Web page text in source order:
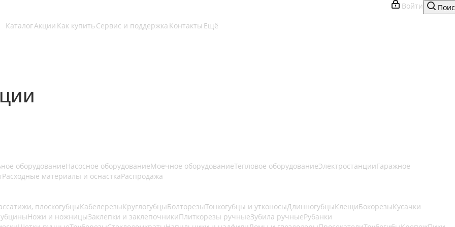
Войти
КаталогАкции Как купитьСервис и поддержка Контакты Ещё
оборудованиеНасосное оборудованиеМоечное оборудованиеТепловое оборудованиеЭлектростанцииГаражное
Расходные материалы и оснасткаРаспродажа
плоскогубцыКабелерезыКруглогубцыБолторезыТонкогубцы и утконосыДлинногубцыКлещиБокорезыКусачки
Ножи и ножницыЗаклепки и заклепочникиПлиткорезы ручныеЗубила ручныеРубанки